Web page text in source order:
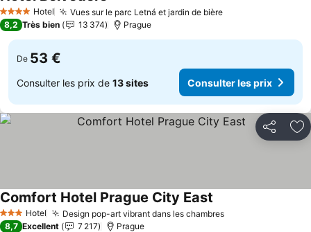
4 Étoiles Hotel Vues sur le parc Letná et jardin de bièreConsulter les
8,2 Très bien 13 374 Prague
De 53 €
Consulter les prix de 13 sites Consulter les prix
Partager
3 ÉtoilesHotel Design pop-art vibrant dans les chambresConsulter les
Comfort Hotel Prague City East
8,7 Excellent 7 217 Prague